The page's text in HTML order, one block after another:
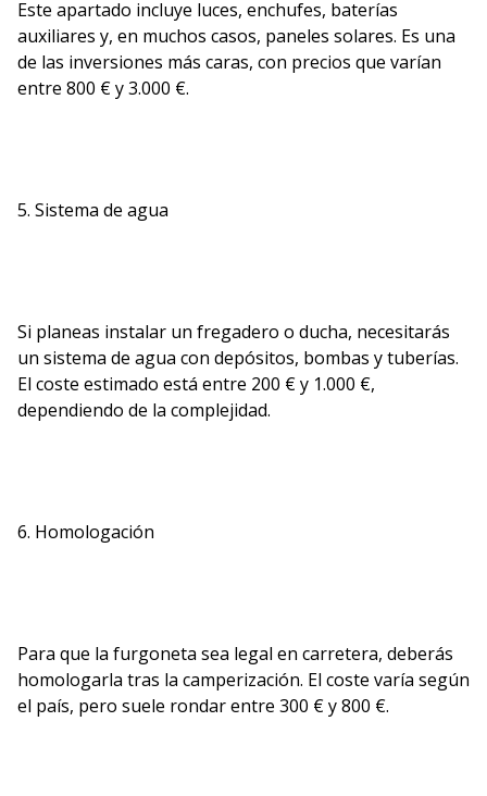
Este apartado incluye luces, enchufes, baterías
auxiliares y, en muchos casos, paneles solares. Es una
de las inversiones más caras, con precios que varían
entre 800 € y 3.000 €.
5. Sistema de agua
Si planeas instalar un fregadero o ducha, necesitarás
un sistema de agua con depósitos, bombas y tuberías.
El coste estimado está entre 200 € y 1.000 €,
dependiendo de la complejidad.
6. Homologación
Para que la furgoneta sea legal en carretera, deberás
homologarla tras la camperización. El coste varía según
el país, pero suele rondar entre 300 € y 800 €.